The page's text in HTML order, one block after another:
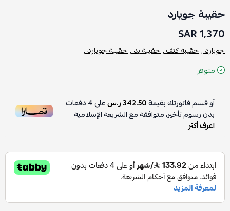
حقيبة جويارد
1,370 SAR
جويارد ,حقيبة كتف ,حقيبة يد ,حقيبة جويارد ,
متوفر
أو قسم فاتورتك بقيمة342.50 ر.س على4دفعات
بدون رسوم تأخير، متوافقة مع الشريعة الإسلامية
اعرف أكثر